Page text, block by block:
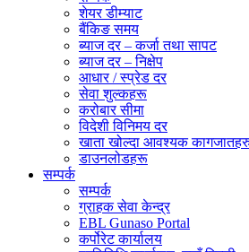
शेयर डीम्याट
बैंकिङ समय
ब्याज दर – कर्जा तथा सापट
ब्याज दर – निक्षेप
आधार / स्प्रेड दर
सेवा शुल्कहरू
करोबार सीमा
विदेशी विनिमय दर
खाता खोल्दा आवश्यक
डाउनलोडहरू
सम्पर्क
सम्पर्क
ग्राहक सेवा केन्द्र
EBL Gunaso Portal
कर्पोरेट कार्यालय